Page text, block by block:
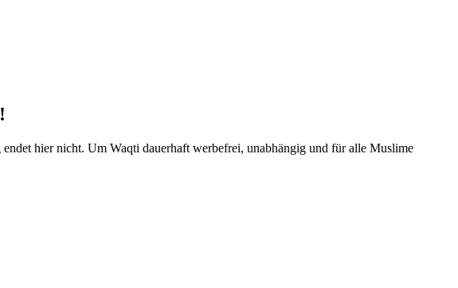
hier nicht. Um Waqti dauerhaft werbefrei, unabhängig und für alle Muslime